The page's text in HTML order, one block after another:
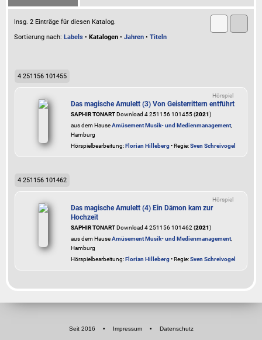
Insg. 2 Einträge für diesen Katalog.
Sortierung nach: Labels • Katalogen • Jahren • Titeln
4 251156 101455
Hörspiel
Das magische Amulett (3) Von Geisterrittern entführt
SAPHIR TONARTDownload 4 251156 101455 (2021)
aus dem HauseAmüsement Musik- und Medienmanagement,
Hamburg
Hörspielbearbeitung:Florian Hilleberg• Regie:Sven Schreivogel
4 251156 101462
Hörspiel
Das magische Amulett (4) Ein Dämon kam zur
Hochzeit
SAPHIR TONARTDownload 4 251156 101462 (2021)
aus dem HauseAmüsement Musik- und Medienmanagement,
Hamburg
Hörspielbearbeitung:Florian Hilleberg• Regie:Sven Schreivogel
Seit 2016 • Impressum • Datenschutz